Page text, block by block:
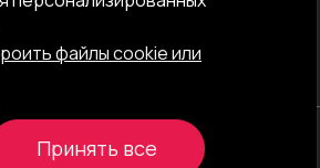
файлы cookie или
Принять все